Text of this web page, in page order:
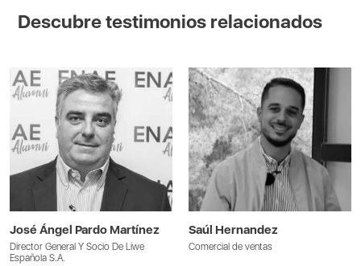
Descubre testimonios relacionados
José Ángel Pardo Martínez
Director General Y Socio De Liwe
Española S.A.
Saúl Hernandez
Comercial de ventas